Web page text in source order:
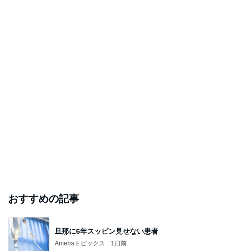
おすすめの記事
旦那に6年スッピン見せない患者
Amebaトピックス 1日前